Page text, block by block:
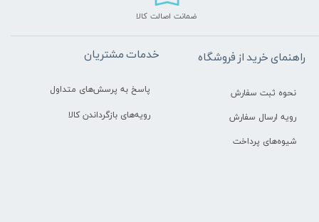
ضمانت اصالت کالا
راهنمای خرید از فروشگاه
نحوه ثبت سفارش
رویه ارسال سفارش
شیوه‌های پرداخت
خدمات مشتریان
پاسخ به پرسش‌های متداول
رویه‌های بازگرداندن کالا